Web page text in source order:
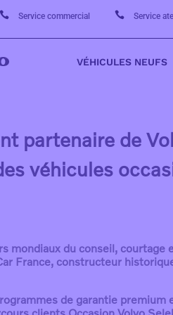
 Service commercial  Service
VÉHICULES NEUFS
partenaire de
véhicules
mondiaux du conseil,
France, constructeur
de garantie